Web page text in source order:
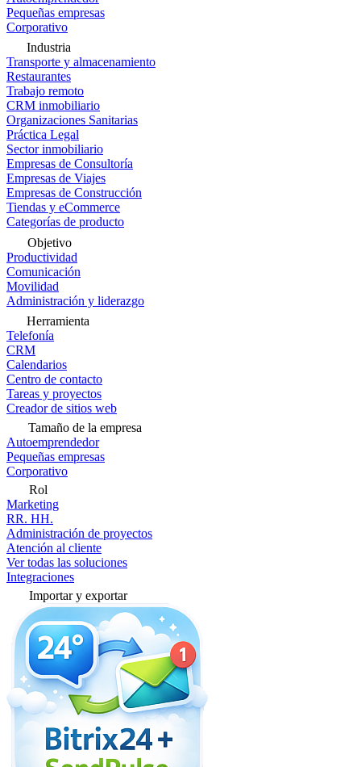
Pequeñas empresas
Corporativo
Industria
Transporte y almacenamiento
Restaurantes
Trabajo remoto
CRM inmobiliario
Organizaciones Sanitarias
Práctica Legal
Sector inmobiliario
Empresas de Consultoría
Empresas de Viajes
Empresas de Construcción
Tiendas y eCommerce
Categorías de producto
Objetivo
Productividad
Comunicación
Movilidad
Administración y liderazgo
Herramienta
Telefonía
CRM
Calendarios
Centro de contacto
Tareas y proyectos
Creador de sitios web
Tamaño de la empresa
Autoemprendedor
Pequeñas empresas
Corporativo
Rol
Marketing
RR. HH.
Administración de proyectos
Atención al cliente
Ver todas las soluciones
Integraciones
Importar y exportar